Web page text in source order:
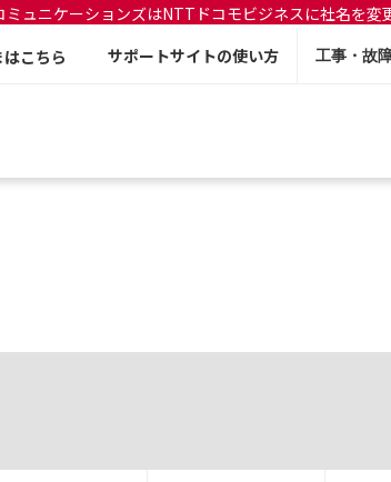
ュニケーションズはNTTドコモビジネスに社名を変
こちら サポートサイトの使い方 工事・故